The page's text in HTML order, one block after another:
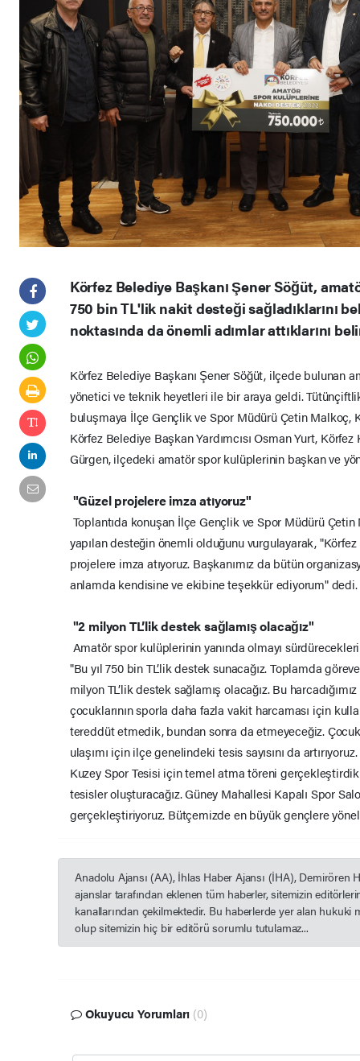
Körfez Belediye Başkanı Şener Söğüt,
750 bin TL'lik nakit desteği sağladıklarını
noktasında da önemli adımlar attıklarını
Körfez Belediye Başkanı Şener Söğüt, ilçede bulunan
yönetici ve teknik heyetleri ile bir araya geldi.
buluşmaya İlçe Gençlik ve Spor Müdürü Çetin Malkoç,
Körfez Belediye Başkan Yardımcısı Osman Yurt,
Gürgen, ilçedeki amatör spor kulüplerinin başkan ve
"Güzel projelere imza atıyoruz"
Toplantıda konuşan İlçe Gençlik ve Spor Müdürü
yapılan desteğin önemli olduğunu vurgulayarak,
projelere imza atıyoruz. Başkanımız da bütün
anlamda kendisine ve ekibine teşekkür ediyorum" dedi.
"2 milyon TL’lik destek sağlamış olacağız"
Amatör spor kulüplerinin yanında olmayı
"Bu yıl 750 bin TL’lik destek sunacağız. Toplamda
milyon TL’lik destek sağlamış olacağız. Bu
çocuklarının sporla daha fazla vakit harcaması için
tereddüt etmedik, bundan sonra da etmeyeceğiz.
ulaşımı için ilçe genelindeki tesis sayısını da
Kuzey Spor Tesisi için temel atma töreni
tesisler oluşturacağız. Güney Mahallesi Kapalı Spor
gerçekleştiriyoruz. Bütçemizde en büyük gençlere
Anadolu Ajansı (AA), İhlas Haber Ajansı (İHA), Demirören
ajanslar tarafından eklenen tüm haberler, sitemizin
kanallarından çekilmektedir. Bu haberlerde yer alan hukuki
olup sitemizin hiç bir editörü sorumlu tutulamaz...
Okuyucu Yorumları (0)